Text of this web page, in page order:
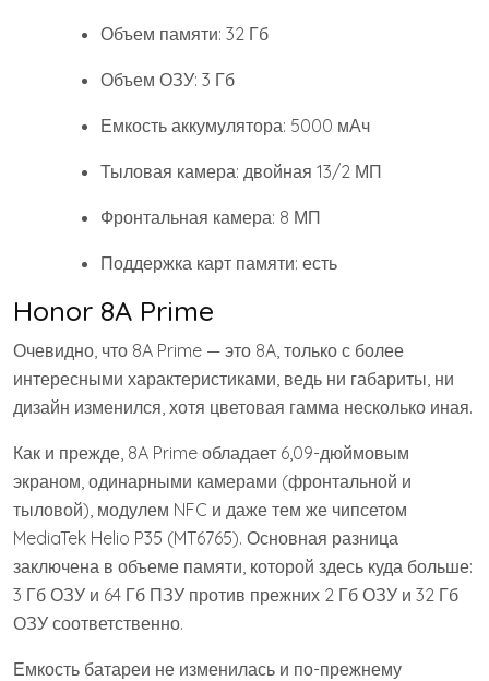
Объем памяти: 32 Гб
Объем ОЗУ: 3 Гб
Емкость аккумулятора: 5000 мАч
Тыловая камера: двойная 13/2 МП
Фронтальная камера: 8 МП
Поддержка карт памяти: есть
Honor 8A Prime
Очевидно, что 8A Prime — это 8A, только с более
интересными характеристиками, ведь ни габариты, ни
дизайн изменился, хотя цветовая гамма несколько иная.
Как и прежде, 8A Prime обладает 6,09-дюймовым
экраном, одинарными камерами (фронтальной и
тыловой), модулем NFC и даже тем же чипсетом
MediaTek Helio P35 (MT6765). Основная разница
заключена в объеме памяти, которой здесь куда больше:
3 Гб ОЗУ и 64 Гб ПЗУ против прежних 2 Гб ОЗУ и 32 Гб
ОЗУ соответственно.
Емкость батареи не изменилась и по-прежнему